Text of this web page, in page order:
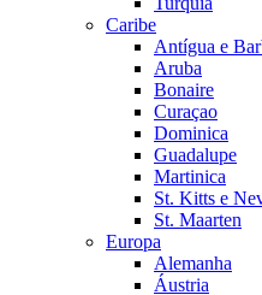
Caribe
Antígua e
Aruba
Bonaire
Curaçao
Dominica
Guadalupe
Martinica
St. Kitts e
St. Maarten
Europa
Alemanha
Áustria